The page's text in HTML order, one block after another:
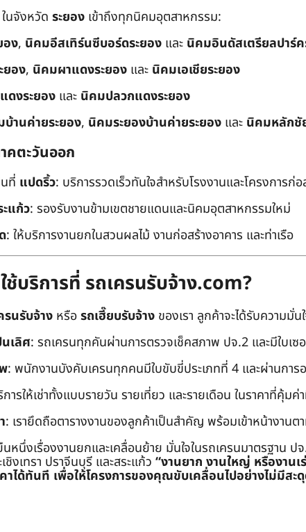
ในจังหวัด ระยอง เข้าถึงทุกนิคมอุตสาหกรรม:
อง, นิคมอีสเทิร์นซีบอร์ดระยอง และ นิคมอินดัสเตรียลปาร์ค
ยอง, นิคมผาแดงระยอง และ นิคมเอเชียระยอง
ดงระยอง และ นิคมปลวกแดงระยอง
านค่ายระยอง, นิคมระยองบ้านค่ายระยอง และ นิคมหลักชั
คตะวันออก
ที่ แปดริ้ว: บริการรวดเร็วทันใจสำหรับโรงงานและโครงการก่อ
แก้ว: รองรับงานข้ามเขตชายแดนและนิคมอุตสาหกรรมใหม่
: ให้บริการงานยกในสวนผลไม้ งานก่อสร้างอาคาร และท่าเรือ
ช้บริการที่ รถเครนรับจ้าง.com?
รนรับจ้าง หรือรถเฮี๊ยบรับจ้าง ของเรา ลูกค้าจะได้รับความมั่
เลิศ: รถเครนทุกคันผ่านการตรวจเช็คสภาพ ปจ.2 และมีใบ
: พนักงานบังคับเครนทุกคนมีใบขับขี่ประเภทที่ 4 และผ่าน
ารให้เช่าทั้งแบบรายวัน รายเที่ยว และรายเดือน ในราคาที่คุ้มค่
: เรายึดถือตารางงานของลูกค้าเป็นสำคัญ พร้อมเข้าหน้างานต
นหนึ่งเรื่องงานยกและเคลื่อนย้าย มั่นใจในรถเครนมาตรฐา
งเทรา ปราจีนบุรี และสระแก้ว “งานยาก งานใหญ่ หรืองานเ
าได้ทันที เพื่อให้โครงการของคุณขับเคลื่อนไปอย่างไม่มีสะ